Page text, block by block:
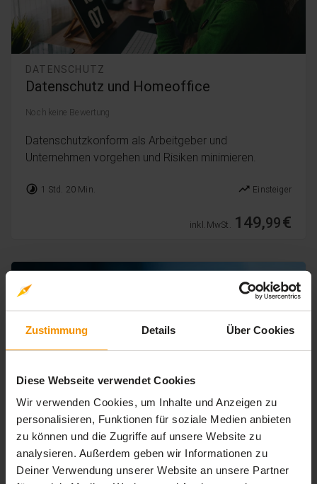
Zustimmung Details Über Cookies
Diese Webseite verwendet Cookies
Wir verwenden Cookies, um Inhalte und Anzeigen zu
personalisieren, Funktionen für soziale Medien anbieten
zu können und die Zugriffe auf unsere Website zu
analysieren. Außerdem geben wir Informationen zu
Deiner Verwendung unserer Website an unsere Partner
DATENSCHUTZ
Datenschutz und Homeoffice
Noch keine Bewertung
Datenschutzkonform als Arbeitgeber und
Unternehmen vorgehen und Risiken minimieren.
timelapse 1 Std. 20 Min. trending_up Einsteiger
inkl. MwSt. 149,99€
DATENSCHUTZ
Datenschutz in der Cloud 2026